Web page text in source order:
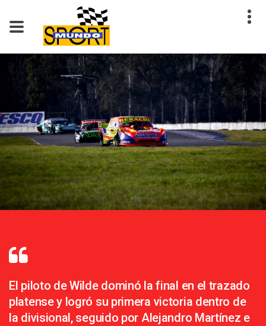
El piloto de Wilde dominó la final en el trazado
platense y logró su primera victoria dentro de
la divisional, seguido por Alejandro Martínez e